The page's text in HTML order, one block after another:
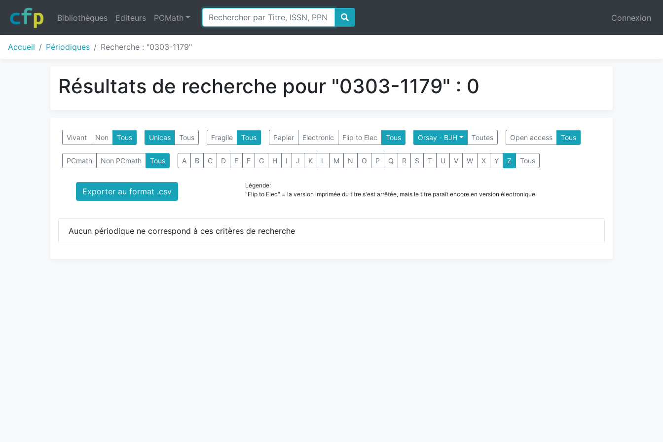
Bibliothèques Editeurs PCMath Connexion
Accueil Périodiques Recherche : "0303-1179"
Résultats de recherche pour "0303-1179" : 0
Vivant Non Tous Unicas Tous Fragile Tous Papier Electronic Flip to Elec Tous Orsay - BJH Toutes Open access Tous
PCmath Non PCmath Tous A B C D E F G H I J K L M N O P Q R S T U V W X Y Z Tous
Exporter au format .csv
Légende:
"Flip to Elec" = la version imprimée du titre s'est arrêtée, mais le titre paraît encore en version électronique
Aucun périodique ne correspond à ces critères de recherche